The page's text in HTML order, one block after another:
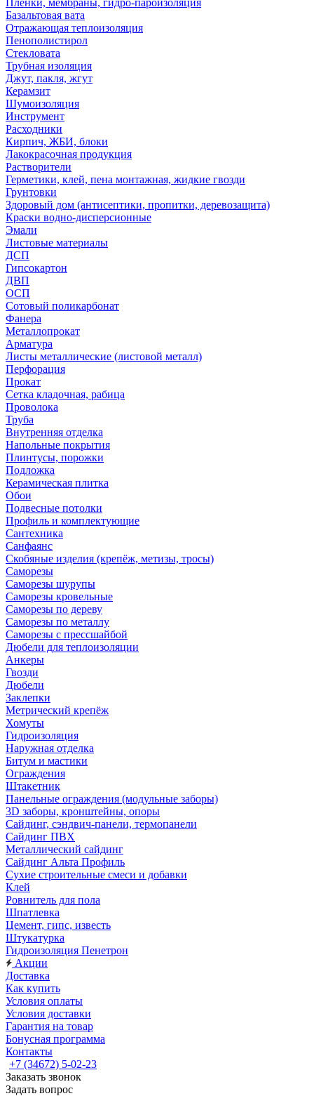
Пленки, мембраны, гидро-пароизоляция
Базальтовая вата
Отражающая теплоизоляция
Пенополистирол
Стекловата
Трубная изоляция
Джут, пакля, жгут
Керамзит
Шумоизоляция
Инструмент
Расходники
Кирпич, ЖБИ, блоки
Лакокрасочная продукция
Растворители
Герметики, клей, пена монтажная, жидкие гвозди
Грунтовки
Здоровый дом (антисептики, пропитки, деревозащита)
Краски водно-дисперсионные
Эмали
Листовые материалы
ДСП
Гипсокартон
ДВП
ОСП
Сотовый поликарбонат
Фанера
Металлопрокат
Арматура
Листы металлические (листовой металл)
Перфорация
Прокат
Сетка кладочная, рабица
Проволока
Труба
Внутренняя отделка
Напольные покрытия
Плинтусы, порожки
Подложка
Керамическая плитка
Обои
Подвесные потолки
Профиль и комплектующие
Сантехника
Санфаянс
Скобяные изделия (крепёж, метизы, тросы)
Саморезы
Саморезы шурупы
Саморезы кровельные
Саморезы по дереву
Саморезы по металлу
Саморезы с прессшайбой
Дюбели для теплоизоляции
Анкеры
Гвозди
Дюбели
Заклепки
Метрический крепёж
Хомуты
Гидроизоляция
Наружная отделка
Битум и мастики
Ограждения
Штакетник
Панельные ограждения (модульные заборы)
3D заборы, кронштейны, опоры
Cайдинг, сэндвич-панели, термопанели
Сайдинг ПВХ
Металлический сайдинг
Сайдинг Альта Профиль
Сухие строительные смеси и добавки
Клей
Ровнитель для пола
Шпатлевка
Цемент, гипс, известь
Штукатурка
Гидроизоляция Пенетрон
Акции
Доставка
Как купить
Условия оплаты
Условия доставки
Гарантия на товар
Бонусная программа
Контакты
+7 (34672) 5-02-23
Заказать звонок
Задать вопрос